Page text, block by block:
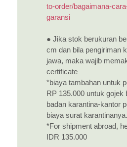
to-order/bagaimana-
garansi
● Jika stok berukuran
cm dan bila pengiriman
jawa, maka wajib
certificate
*biaya tambahan untuk
RP 135.000 untuk gojek
badan karantina-kantor
biaya surat karantinanya.
*For shipment abroad,
IDR 135.000